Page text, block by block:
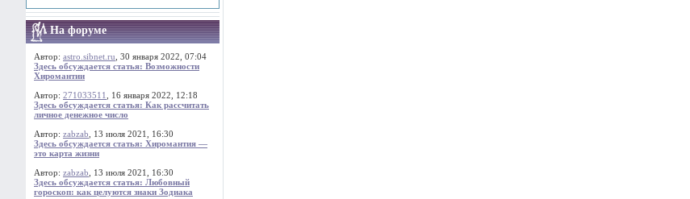
На форуме
Автор: astro.sibnet.ru , 30 января 2022, 07:04
Здесь обсуждается статья: Возможности
Хиромантии
Автор: 271033511
, 16 января 2022, 12:18
Здесь обсуждается статья: Как рассчитать
личное денежное число
Автор: zabzab , 13 июля 2021, 16:30
Здесь обсуждается статья: Хиромантия —
это карта жизни
Автор: zabzab , 13 июля 2021, 16:30
Здесь обсуждается статья: Любовный
гороскоп: как целуются знаки Зодиака